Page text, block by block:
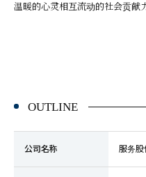
温暖的心灵相互流动的社会贡献
OUTLINE
公司名称 服务股